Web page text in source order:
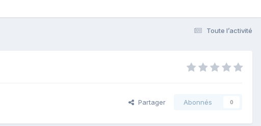
Toute l’activité
Partager Abonnés 0